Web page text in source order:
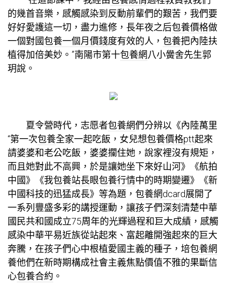
的幾首音樂，感觸感染到反動前輩們的艱苦，我們要
好好愛護這一切，盡力進修，長年夜之后包養價格做
一個對國包養一個月價錢度有效的人， 包養把內陸扶
植得加倍美妙。”南陽市第十包養網八小黌舍先生郭
玥說。
夏令營時代，志愿者包養網們分辨以《內陸萬里
“第一次包養全家一起吃飯，女兒想包養價格ptt起來
請婆婆和老公吃飯，婆婆攔住她，說家裡沒有規矩，
而且她對此不高興，於是讓她坐下來好山河》《航拍
中國》《我包養站長眼包養行情中的時期變遷》《新
中國科技的迅猛成長》等為題， 包養網dcard展開了
一系列豐盛多彩的講授運動，讓孩子們深刻清楚中華
國民共和國成立75周年的光輝過程和巨大成績，感觸
感染中華平易近族從站起來、富起離開強起來的巨大
奔騰，在孩子們心中根植愛國主義的種子，培包養網
養他們在新時期構成社會主義焦點價值不雅的果斷信
心包養合約 。